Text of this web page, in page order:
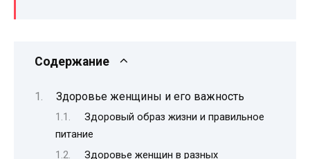
Содержание
Здоровье женщины и его важность
Здоровый образ жизни и правильное
питание
Здоровье женщин в разных